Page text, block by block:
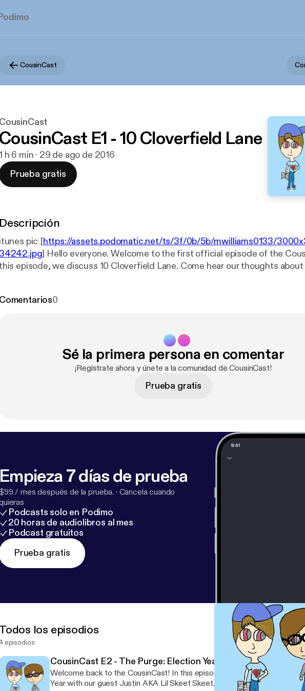
CousinCast
CousinCast
CousinCast E1 - 10 Cloverfield Lane
1 h 6 min · 29 de ago de 2016
Prueba gratis
Descripción
itunes pic [https://assets.podomatic.net/ts/3f/0b/5b/mwilliams0133/
34242.jpg] Hello everyone. Welcome to the first official episode of the
this episode, we discuss 10 Cloverfield Lane. Come hear our thoughts
Comentarios0
Sé la primera persona en comentar
¡Regístrate ahora y únete a la comunidad de CousinCast!
Prueba gratis
Empieza 7 días de prueba
/ mes después de la prueba. · Cancela cuando
Podcasts solo en Podimo
20 horas de audiolibros al mes
Podcast gratuitos
Prueba gratis
Todos los episodios
episodios
CousinCast E2 - The Purge: Election Year
Welcome back to the CousinCast! In this episode, we discuss The Purge:
Year with our guest Justin AKA Lil Skeet Skeet. Listen while we break